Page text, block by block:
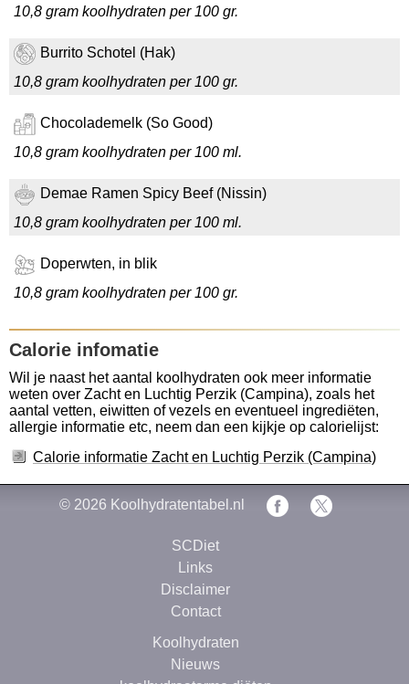
10,8 gram koolhydraten per 100 gr.
Burrito Schotel (Hak)
10,8 gram koolhydraten per 100 gr.
Chocolademelk (So Good)
10,8 gram koolhydraten per 100 ml.
Demae Ramen Spicy Beef (Nissin)
10,8 gram koolhydraten per 100 ml.
Doperwten, in blik
10,8 gram koolhydraten per 100 gr.
Calorie infomatie
Wil je naast het aantal koolhydraten ook meer informatie
weten over Zacht en Luchtig Perzik (Campina), zoals het
aantal vetten, eiwitten of vezels en eventueel ingrediëten,
allergie informatie etc, neem dan een kijkje op calorielijst:
Calorie informatie Zacht en Luchtig Perzik (Campina)
© 2026 Koolhydratentabel.nl
SCDiet
Links
Disclaimer
Contact
Koolhydraten
Nieuws